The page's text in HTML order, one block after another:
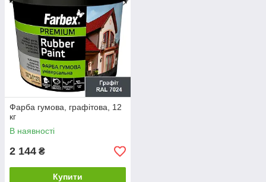
Фарба гумова, графітова, 12
кг
В наявності
2 144 ₴
Купити